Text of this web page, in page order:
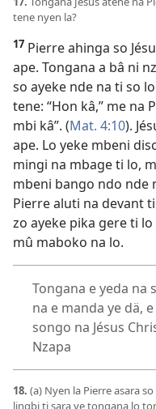
tene nyen la?
17 Pierre ahinga so
ape. Tongana a bâ ni
so ayeke nde na ti so
tene: “Hon kâ,” me na
mbi kâ”. (Mat. 4:10).
ape. Lo yeke mbeni
mingi na mbage ti lo,
mbeni bango ndo nde
Pierre aluti na devant
zo ayeke pika gere ti
mû maboko na lo.
Tongana e yeda na
na e manda ye dä,
songo na Jésus
Nzapa
18. (a) Nyen la Pierre asara
lingbi ti sara ye tongana lo